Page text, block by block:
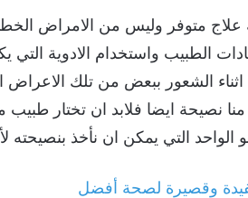
متوفر وليس من الامراض
الطبيب واستخدام الادوية
الشعور ببعض من تلك الاعراض
منا نصيحة ايضا فلابد ان تختار
التي يمكن ان نأخذ بنصيحته
وقصيرة لصحة أفضل